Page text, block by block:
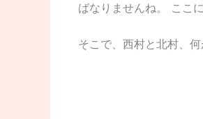
ばなりませんね。 ここ
そこで、西村と北村、